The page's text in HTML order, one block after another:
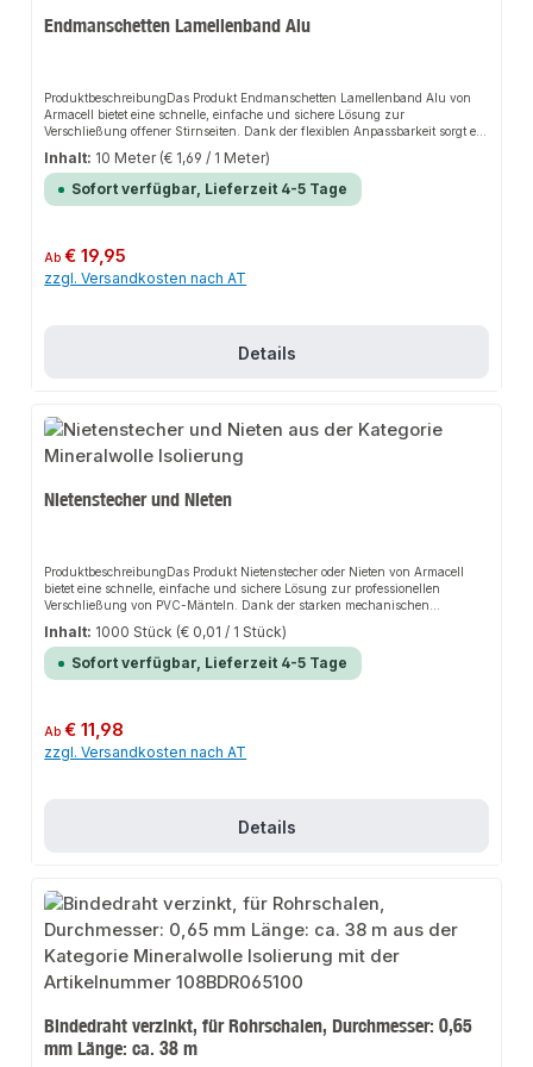
Endmanschetten Lamellenband Alu
ProduktbeschreibungDas Produkt Endmanschetten Lamellenband Alu von
Armacell bietet eine schnelle, einfache und sichere Lösung zur
Verschließung offener Stirnseiten. Dank der flexiblen Anpassbarkeit sorgt es
für perfekten Halt und passt sich flexibel an verschiedene Isolierstärken an.
Das robuste Design und die einfache Montage machen dieses Produkt zu
einer zuverlässigen Wahl für jede Installation.EigenschaftenLeichte und
einfache Verarbeitung ohne SpezialkenntnisseFlexibel an jeden
von verschiedenen IsolierstärkenAnwendungsbereicheVerschließung offener
Stirnseiten an Wänden, Armaturen und PumpenAbschluss beim Übergang
von verschiedenen IsolierstärkenProduktdatenMaterial: AluminiumFlexibel
Inhalt: 10 Meter (€ 1,69 / 1 Meter)
Sofort verfügbar, Lieferzeit 4-5 Tage
Regulärer Preis:
Ab€ 19,95
zzgl. Versandkosten nach AT
Details
Nietenstecher und Nieten
ProduktbeschreibungDas Produkt Nietenstecher oder Nieten von Armacell
bietet eine schnelle, einfache und sichere Lösung zur professionellen
Verschließung von PVC-Mänteln. Dank der starken mechanischen
Belastbarkeit sorgt es für perfekten Halt und passt sich flexibel an
verschiedene Isolierungsanforderungen an. Das robuste Design und die
einfache Montage machen dieses Produkt zu einer zuverlässigen Wahl für
jede Installation.EigenschaftenLeichte und einfache Verarbeitung ohne
NieteZusätzliche Verklebung für dampfdichte Hülle
erforderlichAnwendungsbereicheVerschließen von PVC-Mänteln der
IsolierungenMechanische Sicherung von
Inhalt: 1000 Stück (€ 0,01 / 1 Stück)
Sofort verfügbar, Lieferzeit 4-5 Tage
Regulärer Preis:
Ab€ 11,98
zzgl. Versandkosten nach AT
Details
Bindedraht verzinkt, für Rohrschalen, Durchmesser: 0,65
mm Länge: ca. 38 m